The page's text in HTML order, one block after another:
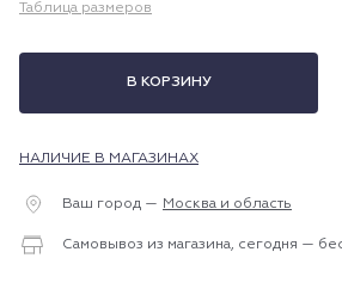
Таблица размеров
В КОРЗИНУ
НАЛИЧИЕ В МАГАЗИНАХ
Ваш город — Москва и область
Самовывоз из магазина, сегодня —